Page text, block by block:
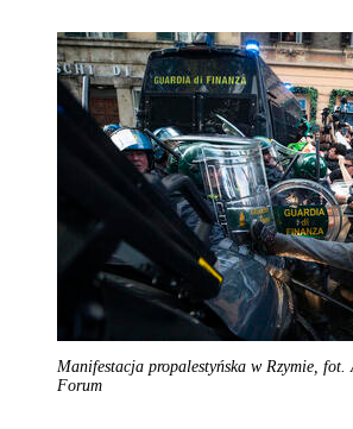
Manifestacja propalestyńska w Rzymie,
Forum